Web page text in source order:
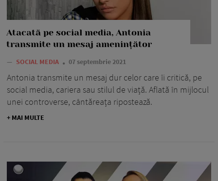
Atacată pe social media, Antonia
transmite un mesaj amenințător
— SOCIAL MEDIA 07 septembrie 2021
Antonia transmite un mesaj dur celor care îi critică, pe
social media, cariera sau stilul de viață. Aflată în mijlocul
unei controverse, cântăreața ripostează.
+ MAI MULTE